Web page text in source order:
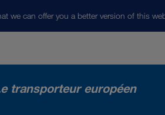
we can offer you a better version of this
transporteur européen